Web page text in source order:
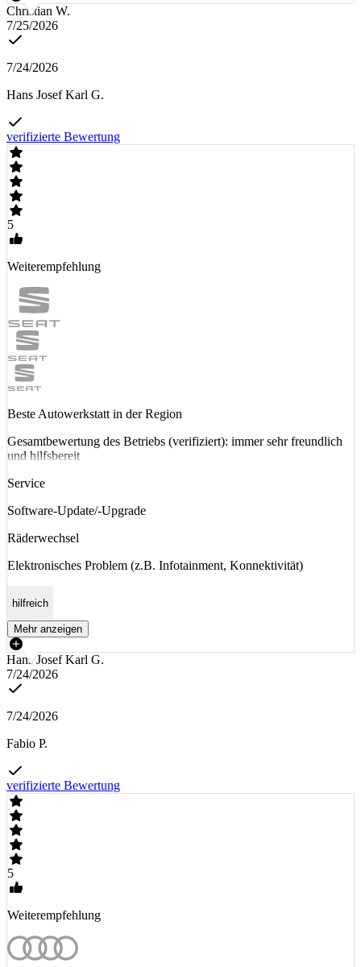
Christian W.
7/25/2026
7/24/2026
Hans Josef Karl G.
verifizierte Bewertung
5
Weiterempfehlung
Beste Autowerkstatt in der Region
Gesamtbewertung des Betriebs (verifiziert): immer sehr freundlich
und hilfsbereit
Service
Software-Update/-Upgrade
Räderwechsel
Elektronisches Problem (z.B. Infotainment, Konnektivität)
hilfreich
Mehr anzeigen
Hans Josef Karl G.
7/24/2026
7/24/2026
Fabio P.
verifizierte Bewertung
5
Weiterempfehlung